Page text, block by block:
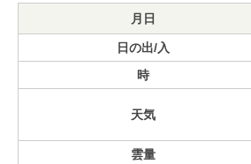
月日
日の出/入
時
天気
雲量